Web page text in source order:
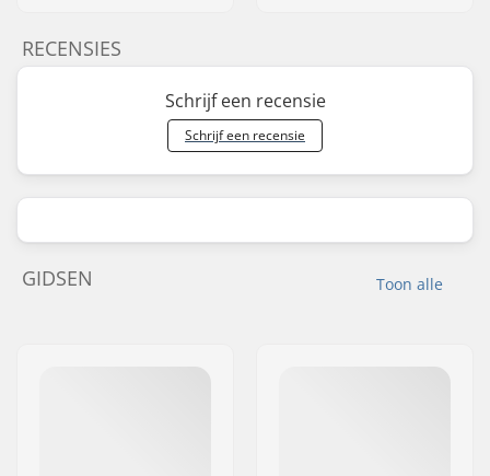
RECENSIES
Schrijf een recensie
Schrijf een recensie
Toon alle
GIDSEN